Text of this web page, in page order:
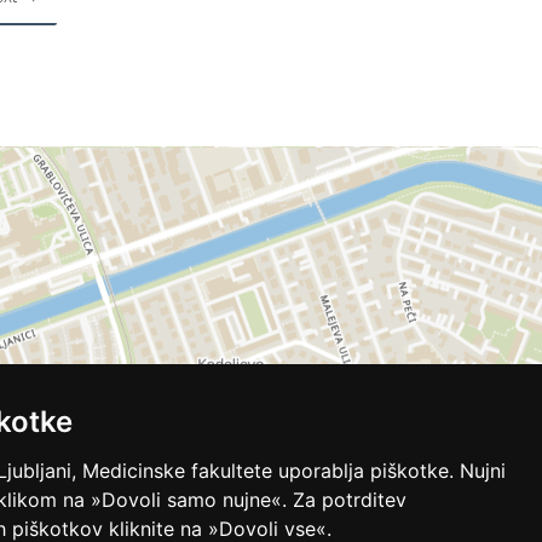
Medicinske fakultete uporablja piškotke. Nujni
na »Dovoli samo nujne«. Za potrditev
piškotkov kliknite na »Dovoli vse«.